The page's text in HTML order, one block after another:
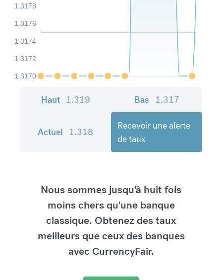
1.3170
1.3172
1.3174
1.3176
1.3178
Haut 1.319 Bas 1.317
Actuel 1.318
Recevoir une alerte
de taux
Nous sommes jusqu'à huit fois
moins chers qu'une banque
classique. Obtenez des taux
meilleurs que ceux des banques
avec CurrencyFair.